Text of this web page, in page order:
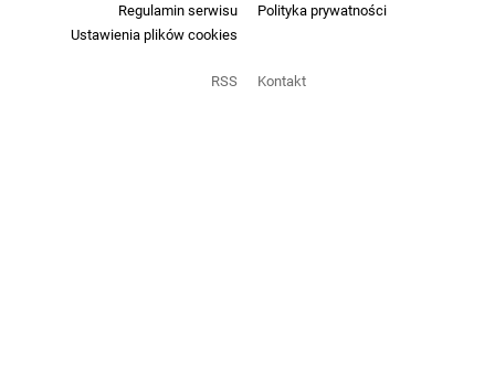
Regulamin serwisu
Polityka prywatności
Ustawienia plików cookies
RSS Kontakt